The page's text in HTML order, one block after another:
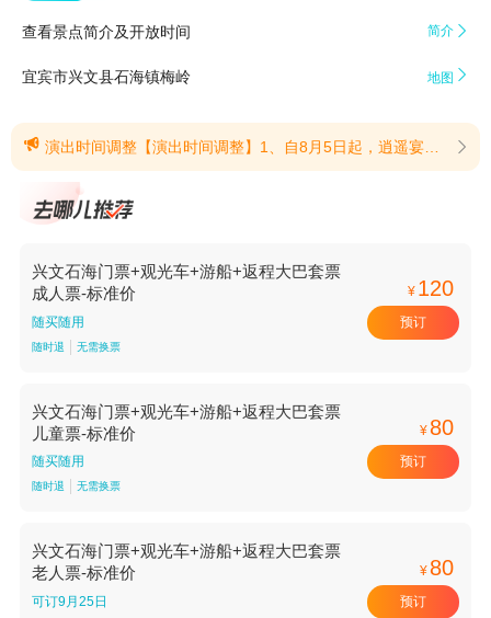
查看景点简介及开放时间 简介 
宜宾市兴文县石海镇梅岭 地图 
 演出时间调整【演出时间调整】1、自8月5日起，逍遥宴和石海长歌暂停周一公休;2、8月5日-8月30日演出安排：《逍遥宴》每日开放午场（12：00开场）、晚场两场演出，《石海长歌》维持每晚单场演出；(提示有效期2026/8/4至2026/8/30) 
兴文石海门票+观光车+游船+返程大巴套票
成人票-标准价
随买随用
随时退 无需换票
¥ 120
预订
兴文石海门票+观光车+游船+返程大巴套票
儿童票-标准价
随买随用
随时退 无需换票
¥ 80
预订
兴文石海门票+观光车+游船+返程大巴套票
老人票-标准价
可订9月25日
¥ 80
预订